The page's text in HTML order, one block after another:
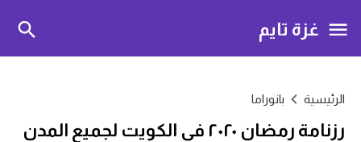
غزة تايم
الرئيسية بانوراما
رزنامة رمضان ٢٠٢٠ في الكويت لجميع المدن